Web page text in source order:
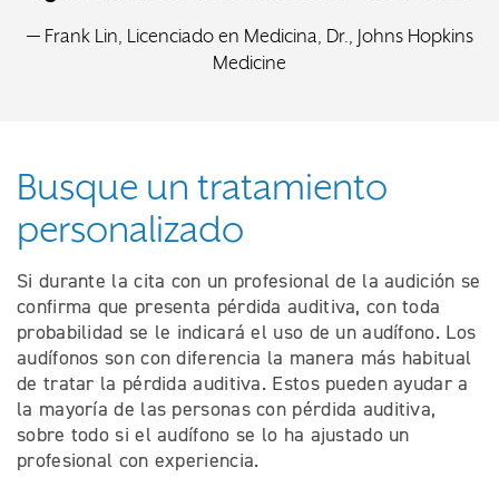
— Frank Lin, Licenciado en Medicina, Dr., Johns Hopkins
Medicine
Busque un tratamiento
personalizado
Si durante la cita con un profesional de la audición se
confirma que presenta pérdida auditiva, con toda
probabilidad se le indicará el uso de un audífono. Los
audífonos son con diferencia la manera más habitual
de tratar la pérdida auditiva. Estos pueden ayudar a
la mayoría de las personas con pérdida auditiva,
sobre todo si el audífono se lo ha ajustado un
profesional con experiencia.